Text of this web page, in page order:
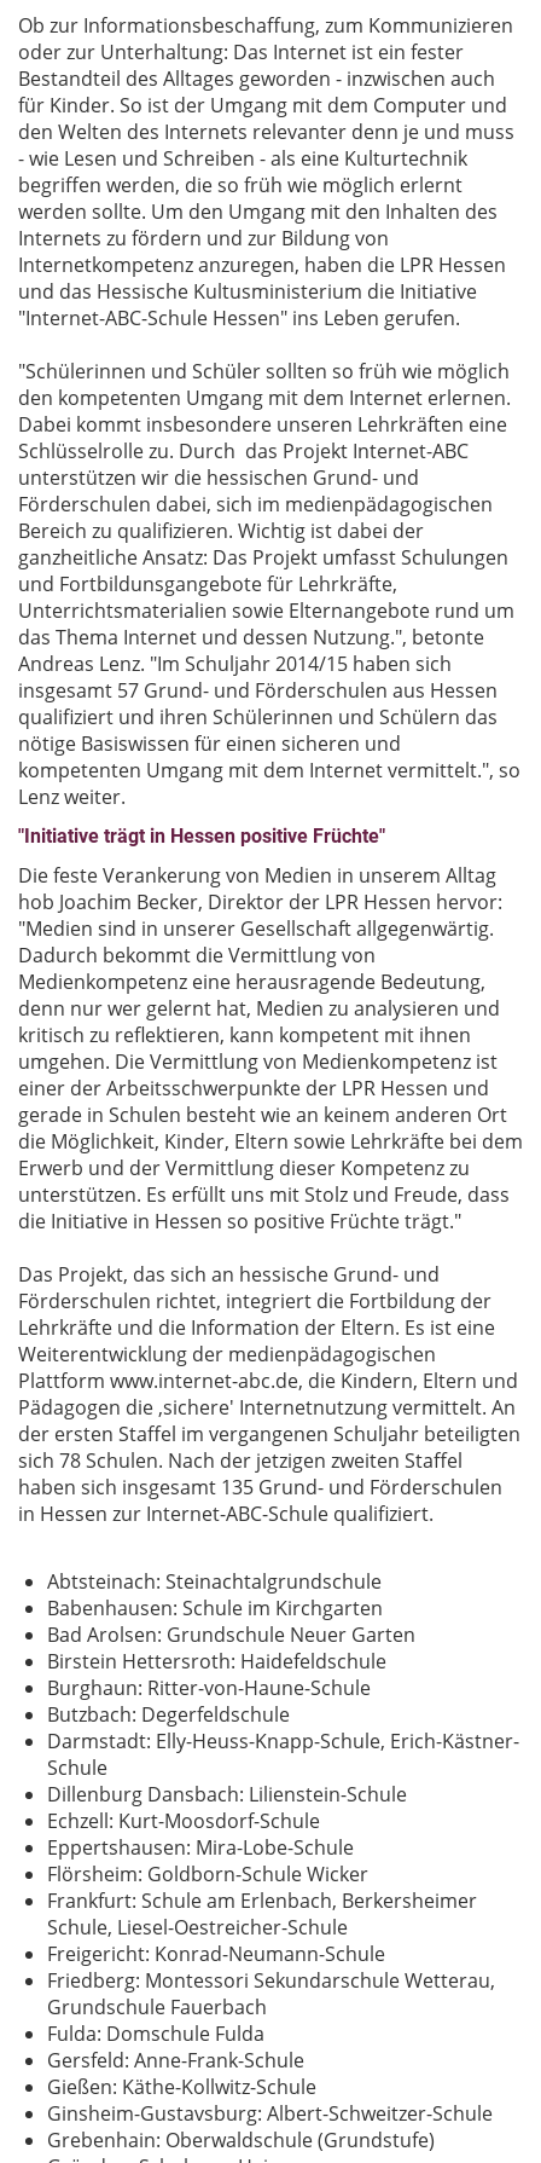
Ob zur Informationsbeschaffung, zum Kommunizieren
oder zur Unterhaltung: Das Internet ist ein fester
Bestandteil des Alltages geworden - inzwischen auch
für Kinder. So ist der Umgang mit dem Computer und
den Welten des Internets relevanter denn je und muss
- wie Lesen und Schreiben - als eine Kulturtechnik
begriffen werden, die so früh wie möglich erlernt
werden sollte. Um den Umgang mit den Inhalten des
Internets zu fördern und zur Bildung von
Internetkompetenz anzuregen, haben die LPR Hessen
und das Hessische Kultusministerium die Initiative
"Internet-ABC-Schule Hessen" ins Leben gerufen.
"Schülerinnen und Schüler sollten so früh wie möglich
den kompetenten Umgang mit dem Internet erlernen.
Dabei kommt insbesondere unseren Lehrkräften eine
Schlüsselrolle zu. Durch das Projekt Internet-ABC
unterstützen wir die hessischen Grund- und
Förderschulen dabei, sich im medienpädagogischen
Bereich zu qualifizieren. Wichtig ist dabei der
ganzheitliche Ansatz: Das Projekt umfasst Schulungen
und Fortbildunsgangebote für Lehrkräfte,
Unterrichtsmaterialien sowie Elternangebote rund um
das Thema Internet und dessen Nutzung.", betonte
Andreas Lenz. "Im Schuljahr 2014/15 haben sich
insgesamt 57 Grund- und Förderschulen aus Hessen
qualifiziert und ihren Schülerinnen und Schülern das
nötige Basiswissen für einen sicheren und
kompetenten Umgang mit dem Internet vermittelt.", so
Lenz weiter.
"Initiative trägt in Hessen positive Früchte"
Die feste Verankerung von Medien in unserem Alltag
hob Joachim Becker, Direktor der LPR Hessen hervor:
"Medien sind in unserer Gesellschaft allgegenwärtig.
Dadurch bekommt die Vermittlung von
Medienkompetenz eine herausragende Bedeutung,
denn nur wer gelernt hat, Medien zu analysieren und
kritisch zu reflektieren, kann kompetent mit ihnen
umgehen. Die Vermittlung von Medienkompetenz ist
einer der Arbeitsschwerpunkte der LPR Hessen und
gerade in Schulen besteht wie an keinem anderen Ort
die Möglichkeit, Kinder, Eltern sowie Lehrkräfte bei dem
Erwerb und der Vermittlung dieser Kompetenz zu
unter­stützen. Es erfüllt uns mit Stolz und Freude, dass
die Initiative in Hessen so positive Früchte trägt."
Das Projekt, das sich an hessische Grund- und
Förderschulen richtet, integriert die Fortbildung der
Lehrkräfte und die Information der Eltern. Es ist eine
Weiterentwicklung der medienpädagogischen
Plattform www.internet-abc.de, die Kindern, Eltern und
Pädagogen die ‚sichere' Internetnutzung vermittelt. An
der ersten Staffel im vergangenen Schuljahr beteiligten
sich 78 Schulen. Nach der jetzigen zweiten Staffel
haben sich insgesamt 135 Grund- und Förderschulen
in Hessen zur Internet-ABC-Schule qualifiziert.
Abtsteinach: Steinachtalgrundschule
Babenhausen: Schule im Kirchgarten
Bad Arolsen: Grundschule Neuer Garten
Birstein Hettersroth: Haidefeldschule
Burghaun: Ritter-von-Haune-Schule
Butzbach: Degerfeldschule
Darmstadt: Elly-Heuss-Knapp-Schule, Erich-Kästner-
Schule
Dillenburg Dansbach: Lilienstein-Schule
Echzell: Kurt-Moosdorf-Schule
Eppertshausen: Mira-Lobe-Schule
Flörsheim: Goldborn-Schule Wicker
Frankfurt: Schule am Erlenbach, Berkersheimer
Schule, Liesel-Oestreicher-Schule
Freigericht: Konrad-Neumann-Schule
Friedberg: Montessori Sekundarschule Wetterau,
Grundschule Fauerbach
Fulda: Domschule Fulda
Gersfeld: Anne-Frank-Schule
Gießen: Käthe-Kollwitz-Schule
Ginsheim-Gustavsburg: Albert-Schweitzer-Schule
Grebenhain: Oberwaldschule (Grundstufe)